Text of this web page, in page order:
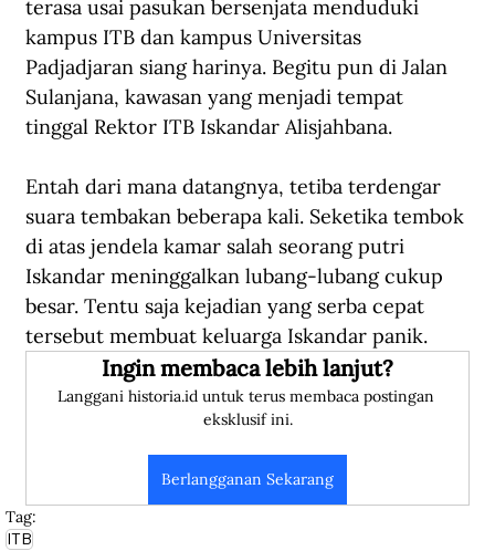
terasa usai pasukan bersenjata menduduki
kampus ITB dan kampus Universitas
Padjadjaran siang harinya. Begitu pun di Jalan
Sulanjana, kawasan yang menjadi tempat
tinggal Rektor ITB Iskandar Alisjahbana.
Entah dari mana datangnya, tetiba terdengar
suara tembakan beberapa kali. Seketika tembok
di atas jendela kamar salah seorang putri
Iskandar meninggalkan lubang-lubang cukup
besar. Tentu saja kejadian yang serba cepat
tersebut membuat keluarga Iskandar panik.
Ingin membaca lebih lanjut?
Langgani historia.id untuk terus membaca postingan
eksklusif ini.
Berlangganan Sekarang
Tag:
ITB